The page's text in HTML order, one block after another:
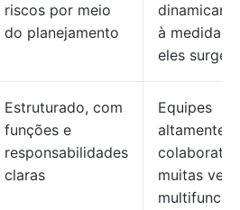
riscos por meio
do planejamento
à medida
eles surgem
Estruturado, com
funções e
responsabilidades
claras
Equipes
altamente
muitas